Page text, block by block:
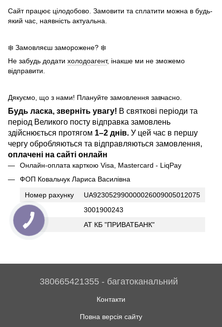
Сайт працює цілодобово. Замовити та сплатити можна в будь-
який час, наявність актуальна.
❄️ Замовляєш заморожене? ❄️
Не забудь додати холодоагент, інакше ми не зможемо
відправити.
Дякуємо, що з нами! Плануйте замовлення завчасно.
Будь ласка, зверніть увагу! В святкові періоди та
період Великого посту відправка замовлень
здійснюється протягом 1–2 днів. У цей час в першу
чергу обробляються та відправляються замовлення,
оплачені на сайті онлайн
Онлайн-оплата карткою Visa, Mastercard - LiqPay
ФОП Ковальчук Лариса Василівна
Номер рахунку
UA923052990000026009005012075
3001900243
Банк
АТ КБ "ПРИВАТБАНК"
380665421355 - багатоканальний
Контакти
Повна версія сайту